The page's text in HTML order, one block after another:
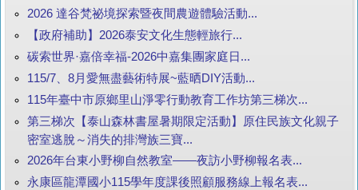
2026 達谷梵祕境探索暨夜間農遊體驗活動...
【政府補助】2026泰安文化生態輕旅行...
碳索世界·嘉倍幸福-2026中嘉集團家庭日...
115/7、8月愛無盡藝術特展~藍晒DIY活動...
115年臺中市原鄉里山淨零行動教育工作坊第三梯次...
第三梯次【泰山森林書屋暑期限定活動】原住民族文化親子
密室逃脫～消失的排灣族三寶...
2026年台東小野柳自然教室——夜訪小野柳報名表...
永康區龍潭國小115學年度課後照顧服務線上報名表...